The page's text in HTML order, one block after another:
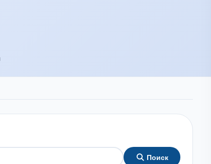
Поиск